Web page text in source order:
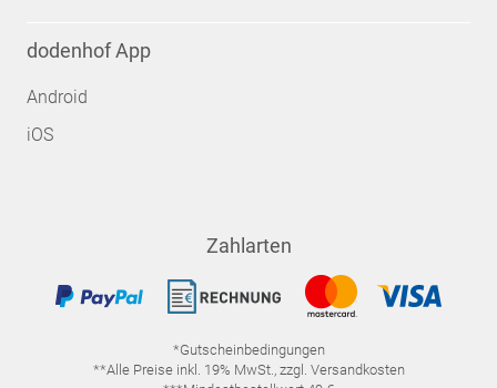
dodenhof App
Android
iOS
Zahlarten
*Gutscheinbedingungen
**Alle Preise inkl. 19% MwSt., zzgl. Versandkosten